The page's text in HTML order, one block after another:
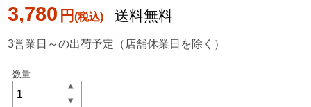
3,780 円 送料無料
3営業日～の出荷予定（店舗休業日を除く）